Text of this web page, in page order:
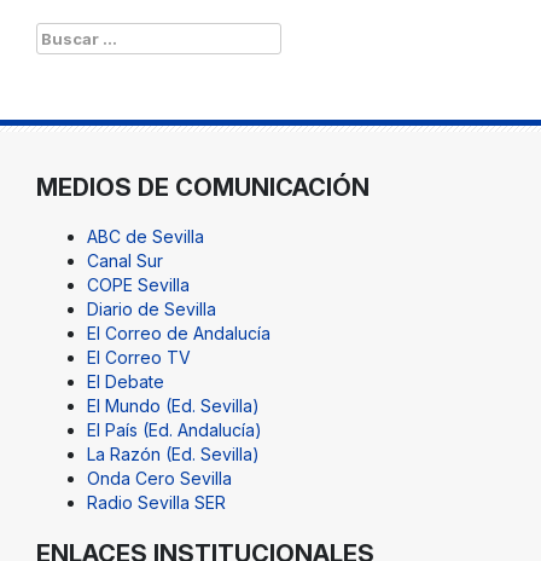
Buscar:
MEDIOS DE COMUNICACIÓN
ABC de Sevilla
Canal Sur
COPE Sevilla
Diario de Sevilla
El Correo de Andalucía
El Correo TV
El Debate
El Mundo (Ed. Sevilla)
El País (Ed. Andalucía)
La Razón (Ed. Sevilla)
Onda Cero Sevilla
Radio Sevilla SER
ENLACES INSTITUCIONALES